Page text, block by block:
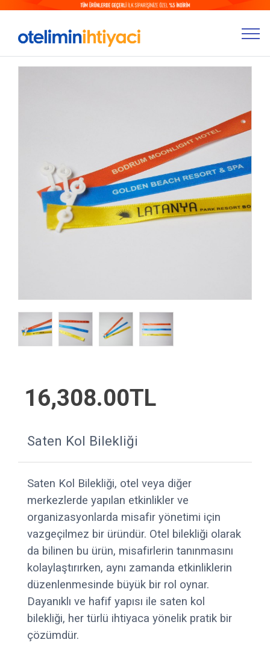
Saten Kol Bilekliği
Saten Kol Bilekliği, otel veya diğer
merkezlerde yapılan etkinlikler ve
organizasyonlarda misafir yönetimi için
vazgeçilmez bir üründür. Otel bilekliği olarak
da bilinen bu ürün, misafirlerin tanınmasını
kolaylaştırırken, aynı zamanda etkinliklerin
düzenlenmesinde büyük bir rol oynar.
Dayanıklı ve hafif yapısı ile saten kol
bilekliği, her türlü ihtiyaca yönelik pratik bir
çözümdür.
16,308.00TL